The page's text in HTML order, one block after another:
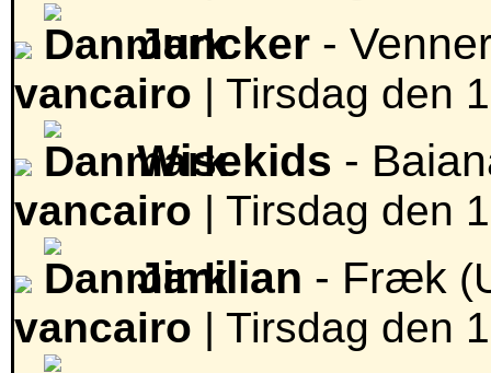
Juncker -
vancairo | Tirsdag den
Wisekids -
vancairo | Tirsdag den
Jimilian - Fræk
vancairo | Tirsdag den